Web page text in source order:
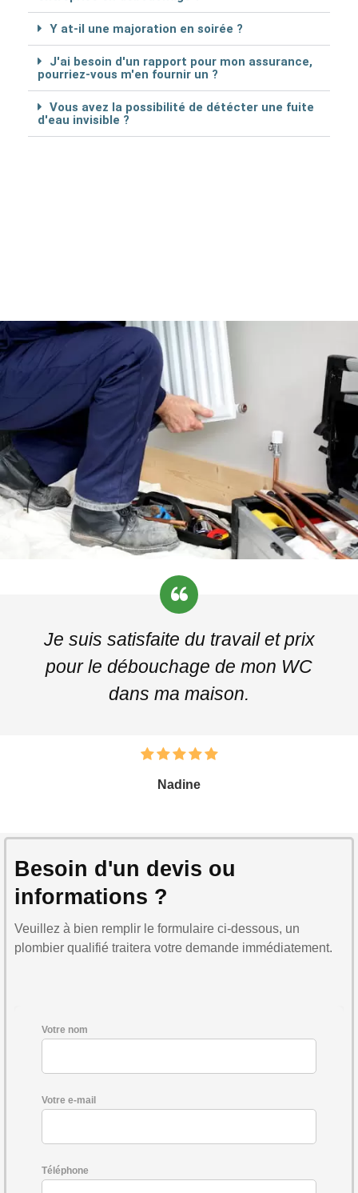
Y at-il une majoration en soirée ?
J'ai besoin d'un rapport pour mon assurance,
pourriez-vous m'en fournir un ?
Vous avez la possibilité de détécter une fuite
d'eau invisible ?
Je suis satisfaite du travail et prix
pour le débouchage de mon WC
dans ma maison.
Nadine
Besoin d'un devis ou
informations ?
Veuillez à bien remplir le formulaire ci-dessous, un
plombier qualifié traitera votre demande immédiatement.
Votre nom
Votre e-mail
Téléphone